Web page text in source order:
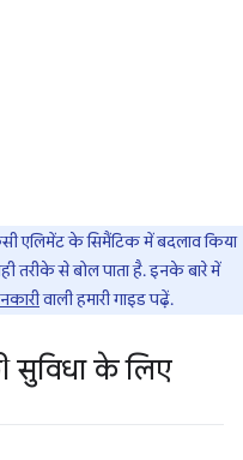
एलिमेंट के सिमैंटिक में बदलाव किया
तरीके से बोल पाता है. इनके बारे में
वाली हमारी गाइड पढ़ें.
सुविधा के लिए